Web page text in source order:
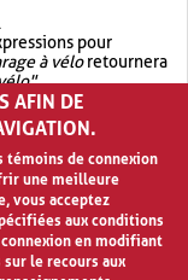
pour
à véloretournera
.
OR.garage OR vélo
garage à vélo
AFIN DE
témoins de connexion
une meilleure
vous acceptez
aux conditions
en modifiant
le recours aux